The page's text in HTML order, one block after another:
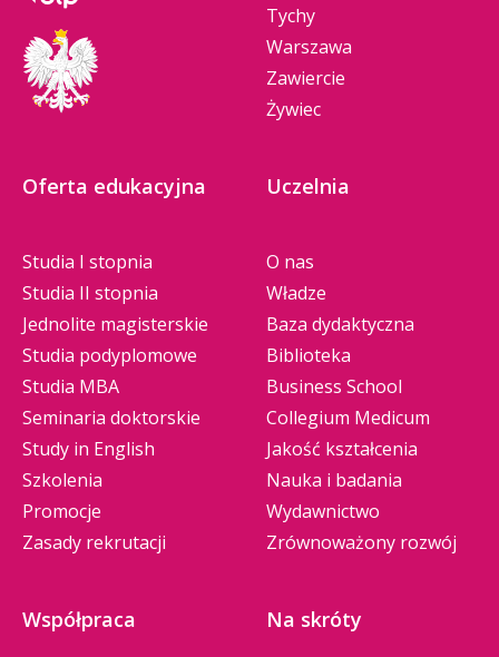
Tychy
Warszawa
Zawiercie
Żywiec
Oferta edukacyjna
Studia I stopnia
Studia II stopnia
Jednolite magisterskie
Studia podyplomowe
Studia MBA
Seminaria doktorskie
Study in English
Szkolenia
Promocje
Zasady rekrutacji
Uczelnia
O nas
Władze
Baza dydaktyczna
Biblioteka
Business School
Collegium Medicum
Jakość kształcenia
Nauka i badania
Wydawnictwo
Zrównoważony rozwój
Współpraca Na skróty